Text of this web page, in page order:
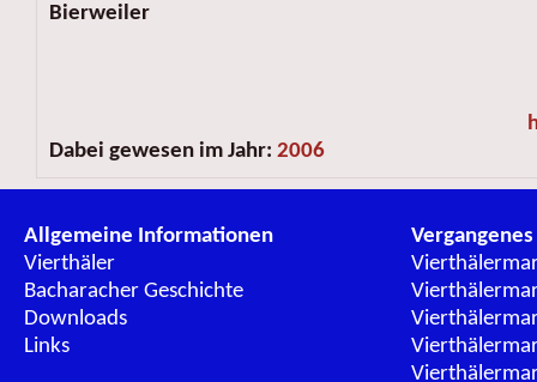
Bierweiler
Dabei gewesen im Jahr: 2006
Allgemeine Informationen
Vierthäler
Bacharacher Geschichte
Downloads
Links
Vergangenes